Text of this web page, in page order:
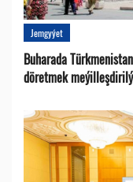
Jemgyýet
Buharada
döretmek